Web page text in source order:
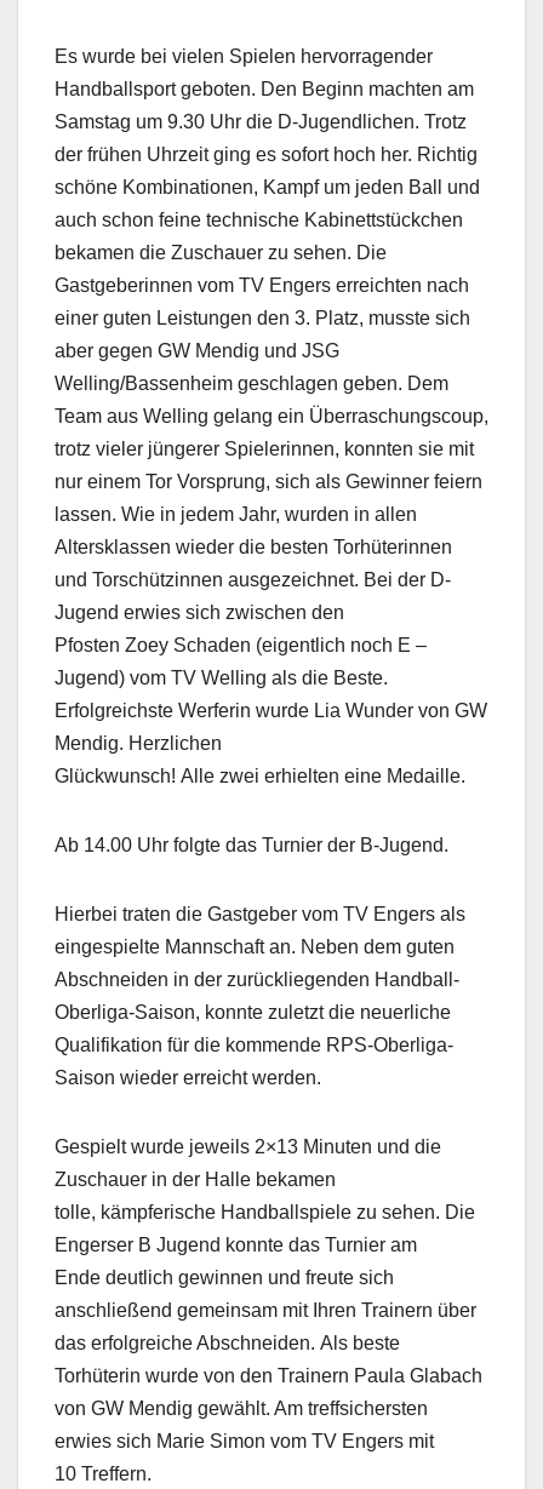
Es wurde bei vielen Spielen hervorragender
Handballsport geboten. Den Beginn machten am
Samstag um 9.30 Uhr die D-Jugendlichen. Trotz
der frühen Uhrzeit ging es sofort hoch her. Richtig
schöne Kombinationen, Kampf um jeden Ball und
auch schon feine technische Kabinettstückchen
bekamen die Zuschauer zu sehen. Die
Gastgeberinnen vom TV Engers erreichten nach
einer guten Leistungen den 3. Platz, musste sich
aber gegen GW Mendig und JSG
Welling/Bassenheim geschlagen geben. Dem
Team aus Welling gelang ein Überraschungscoup,
trotz vieler jüngerer Spielerinnen, konnten sie mit
nur einem Tor Vorsprung, sich als Gewinner feiern
lassen. Wie in jedem Jahr, wurden in allen
Altersklassen wieder die besten Torhüterinnen
und Torschützinnen ausgezeichnet. Bei der D-
Jugend erwies sich zwischen den
Pfosten Zoey Schaden (eigentlich noch E –
Jugend) vom TV Welling als die Beste.
Erfolgreichste Werferin wurde Lia Wunder von GW
Mendig. Herzlichen
Glückwunsch! Alle zwei erhielten eine Medaille.
Ab 14.00 Uhr folgte das Turnier der B-Jugend.
Hierbei traten die Gastgeber vom TV Engers als
eingespielte Mannschaft an. Neben dem guten
Abschneiden in der zurückliegenden Handball-
Oberliga-Saison, konnte zuletzt die neuerliche
Qualifikation für die kommende RPS-Oberliga-
Saison wieder erreicht werden.
Gespielt wurde jeweils 2×13 Minuten und die
Zuschauer in der Halle bekamen
tolle, kämpferische Handballspiele zu sehen. Die
Engerser B Jugend konnte das Turnier am
Ende deutlich gewinnen und freute sich
anschließend gemeinsam mit Ihren Trainern über
das erfolgreiche Abschneiden. Als beste
Torhüterin wurde von den Trainern Paula Glabach
von GW Mendig gewählt. Am treffsichersten
erwies sich Marie Simon vom TV Engers mit
10 Treffern.